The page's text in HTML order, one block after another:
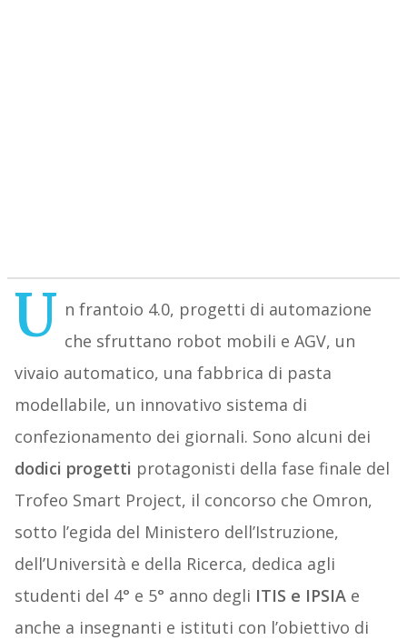
U n frantoio 4.0, progetti di automazione
che sfruttano robot mobili e AGV, un
vivaio automatico, una fabbrica di pasta
modellabile, un innovativo sistema di
confezionamento dei giornali. Sono alcuni dei
dodici progetti protagonisti della fase finale del
Trofeo Smart Project, il concorso che Omron,
sotto l’egida del Ministero dell’Istruzione,
dell’Università e della Ricerca, dedica agli
studenti del 4° e 5° anno degli ITIS e IPSIAe
anche a insegnanti e istituti con l’obiettivo di